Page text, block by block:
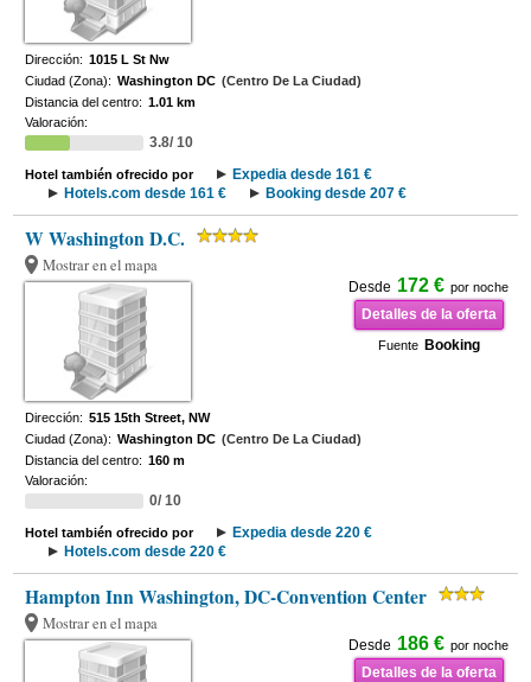
Dirección: 1015 L St Nw
Ciudad (Zona): Washington DC (Centro De La Ciudad)
Distancia del centro: 1.01 km
Valoración:
3.8/ 10
Hotel también ofrecido por
Expedia desde 161 €
Hotels.com desde 161 €
Booking desde 207 €
W Washington D.C.
Mostrar en el mapa
Desde 172 € por noche
Detalles de la oferta
Fuente Booking
Dirección: 515 15th Street, NW
Ciudad (Zona): Washington DC (Centro De La Ciudad)
Distancia del centro: 160 m
Valoración:
0/ 10
Hotel también ofrecido por
Expedia desde 220 €
Hotels.com desde 220 €
Hampton Inn Washington, DC-Convention Center
Mostrar en el mapa
Desde 186 € por noche
Detalles de la oferta